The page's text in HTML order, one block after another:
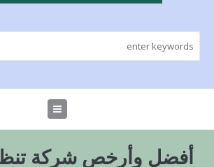
أفضل وأرخص شركة